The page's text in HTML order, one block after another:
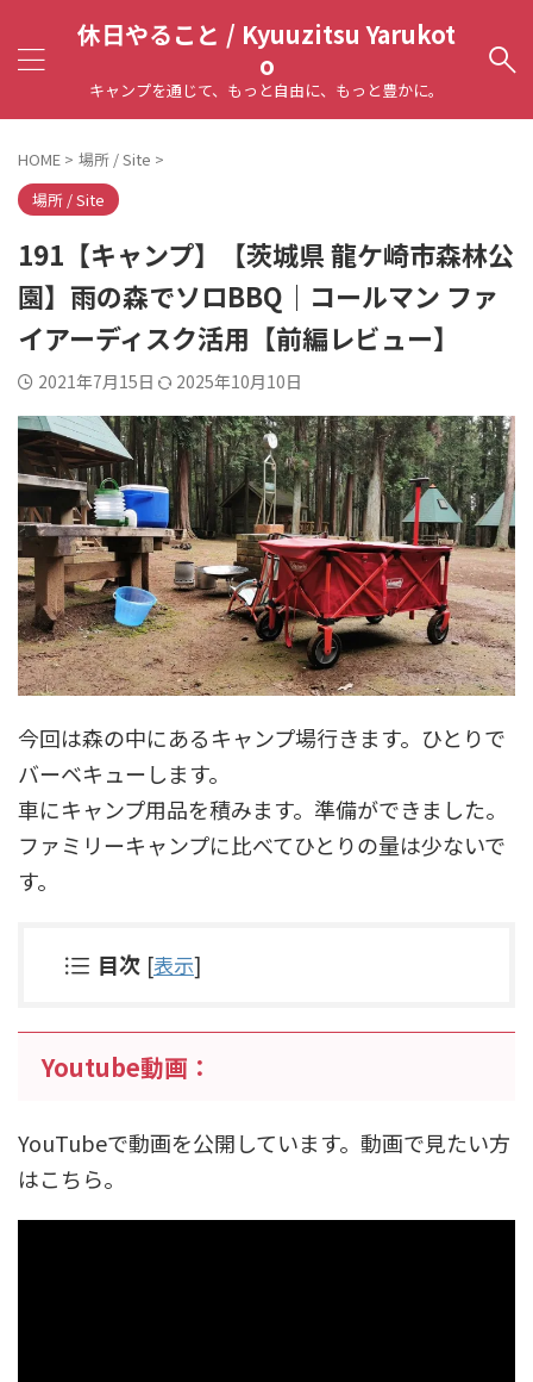
休日やること / Kyuuzitsu Yarukot
o
キャンプを通じて、もっと自由に、もっと豊かに。
HOME > 場所 / Site >
場所 / Site
191【キャンプ】【茨城県 龍ケ崎市森林公
園】雨の森でソロBBQ｜コールマン ファ
イアーディスク活用【前編レビュー】
2021年7月15日 2025年10月10日
今回は森の中にあるキャンプ場行きます。ひとりで
バーベキューします。
車にキャンプ用品を積みます。準備ができました。
ファミリーキャンプに比べてひとりの量は少ないで
す。
目次 [表示]
Youtube動画：
YouTubeで動画を公開しています。動画で見たい方
はこちら。